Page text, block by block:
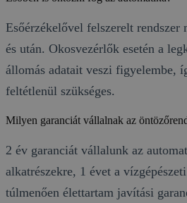
Esőérzékelővel felszerelt rendszer
és után. Okosvezérlők esetén a
állomás adatait veszi figyelembe,
feltétlenül szükséges.
Milyen garanciát vállalnak az
2 év garanciát vállalunk az
alkatrészekre, 1 évet a
túlmenően élettartam javítási